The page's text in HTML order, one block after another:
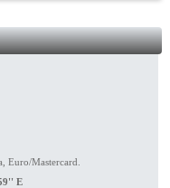
Euro/Mastercard.
E